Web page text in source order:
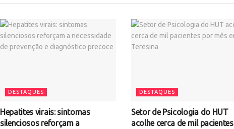
DESTAQUES
Hepatites virais: sintomas
silenciosos reforçam a
DESTAQUES
Setor de Psicologia do HUT
acolhe cerca de mil pacientes